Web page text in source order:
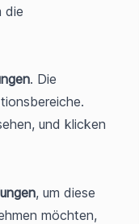
die
. Die
und klicken
, um diese
möchten,